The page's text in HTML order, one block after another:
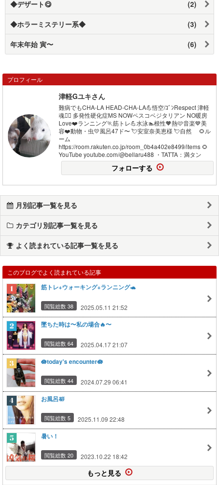
◆デザート😋 (2)
◆ホラーミステリー系◆ (3)
年末年始 寅〜 (6)
プロフィール
津軽Gユキさん
難病でもCHA-LA HEAD-CHA-LA💪悟空/ｺﾞﾝRespect 津軽
魂❤️‍🔥 多発性硬化症MS NOWペスコベジタリアン NO暖房
Love❤️ランニング🏃筋トレ💪水泳🏊根性🧡熱🩷音楽💙美
容❤️動物・虫💛風呂47ド〜 💘安室奈美恵様 💘自然 🌻ル
ーム
https://room.rakuten.co.jp/room_0b4a402e8499/items 🌻
YouTube youtube.com/@bellaru488 ・TATTA：満タン
フォローする
月別記事一覧を見る
カテゴリ別記事一覧を見る
よく読まれている記事一覧を見る
このブログでよく読まれている記事
筋トレ+ウォーキング+ランニング🐢
閲覧総数 38 2025.05.11 21:52
墜ちた時は〜私の場合🔥〜
閲覧総数 64 2025.04.17 21:07
🪷today's encounter🪷
閲覧総数 44 2024.07.29 06:41
お風呂🛀
閲覧総数 5 2025.11.09 22:48
暑い！
閲覧総数 20 2023.10.22 18:42
もっと見る